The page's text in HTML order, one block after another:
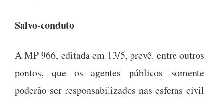
Salvo-conduto
A MP 966, editada em 13/5, prevê, entre outros
pontos, que os agentes públicos somente
poderão ser responsabilizados nas esferas civil